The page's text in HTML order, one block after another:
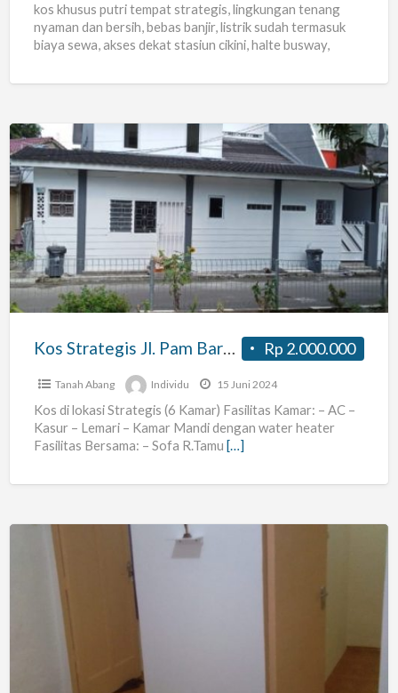
kos khusus putri tempat strategis, lingkungan tenang
nyaman dan bersih, bebas banjir, listrik sudah termasuk
biaya sewa, akses dekat stasiun cikini, halte busway,
Kos
Strategis
Jl.
Pam
Baru
6
No.17
meter
jalan
raya
dekat
Jaya)
Rp 2.000.000
Kos Strategis Jl. Pam Baru 6 No.17 (50 meter dari jalan raya dekat kantor Pam Jaya)
Tanah Abang Individu 15 Juni 2024
Kos di lokasi Strategis (6 Kamar) Fasilitas Kamar: – AC –
Kasur – Lemari – Kamar Mandi dengan water heater
Fasilitas Bersama: – Sofa R.Tamu […]
Terima